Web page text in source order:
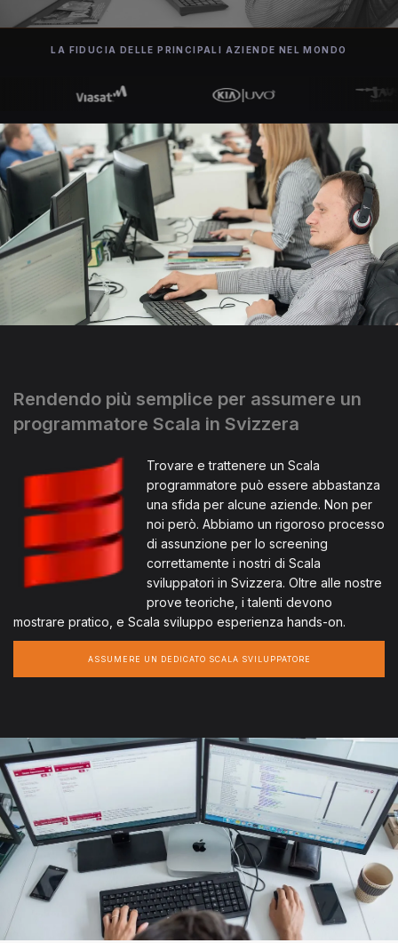
LA FIDUCIA DELLE PRINCIPALI AZIENDE NEL MONDO
Rendendo più semplice per assumere un
programmatore Scala in Svizzera
Trovare e trattenere un Scala
programmatore può essere abbastanza
una sfida per alcune aziende. Non per
noi però. Abbiamo un rigoroso processo
di assunzione per lo screening
correttamente i nostri di Scala
sviluppatori in Svizzera. Oltre alle nostre
prove teoriche, i talenti devono
mostrare pratico, e Scala sviluppo esperienza hands-on.
ASSUMERE UN DEDICATO SCALA SVILUPPATORE